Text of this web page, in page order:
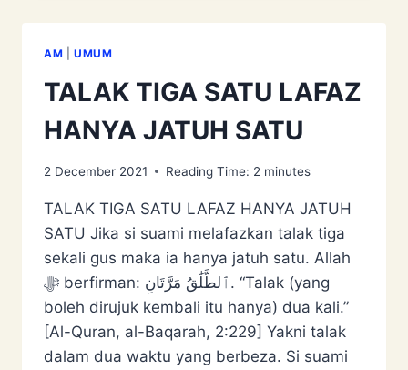
AM UMUM
TALAK TIGA SATU LAFAZ
HANYA JATUH SATU
2 December 2021 Reading Time: 2 minutes
TALAK TIGA SATU LAFAZ HANYA JATUH
SATU Jika si suami melafazkan talak tiga
sekali gus maka ia hanya jatuh satu. Allah
ﷻ berfirman: ٱلطَّلَٰقُ مَرَّتَانِ. “Talak (yang
boleh dirujuk kembali itu hanya) dua kali.”
[Al-Quran, al-Baqarah, 2:229] Yakni talak
dalam dua waktu yang berbeza. Si suami